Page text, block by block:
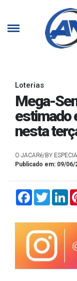
Loterias
Mega-
estimado
nesta
O JACARé/BY
Publicado em: 09/06/
FacebookTwitter